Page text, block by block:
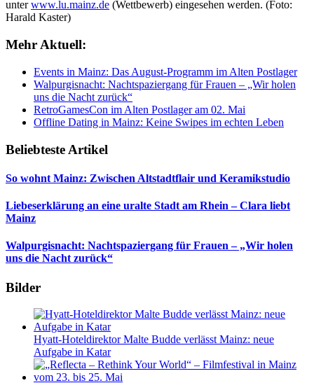
unterwww.lu.mainz.de (Wettbewerb) eingesehen werden. (Foto:
Harald Kaster)
Mehr Aktuell:
Events in Mainz: Das August-Programm im Alten Postlager
Walpurgisnacht: Nachtspaziergang für Frauen – „Wir holen
uns die Nacht zurück“
RetroGamesCon im Alten Postlager am 02. Mai
Offline Dating in Mainz: Keine Swipes im echten Leben
Beliebteste Artikel
So wohnt Mainz: Zwischen Altstadtflair und Keramikstudio
Liebeserklärung an eine uralte Stadt am Rhein – Clara liebt
Mainz
Walpurgisnacht: Nachtspaziergang für Frauen – „Wir holen
uns die Nacht zurück“
Bilder
Hyatt-Hoteldirektor Malte Budde verlässt Mainz: neue
Aufgabe in Katar